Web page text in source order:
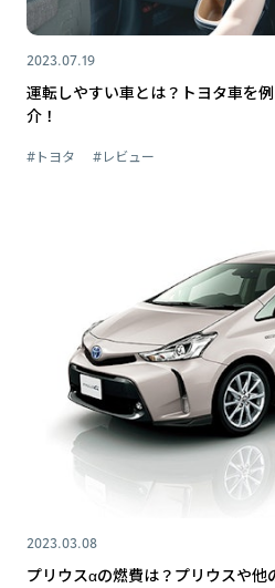
2023.07.19
運転しやすい車とは？トヨタ車を
介！
#トヨタ #レビュー
2023.03.08
プリウスαの燃費は？プリウスや他